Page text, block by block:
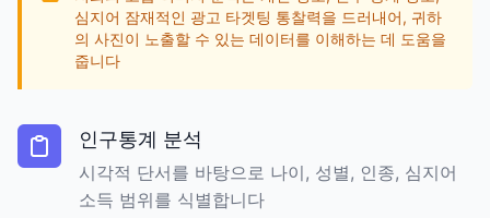
심지어 잠재적인 광고 타겟팅 통찰력을 드러내어, 귀하
의 사진이 노출할 수 있는 데이터를 이해하는 데 도움을
줍니다
인구통계 분석
시각적 단서를 바탕으로 나이, 성별, 인종, 심지어
소득 범위를 식별합니다